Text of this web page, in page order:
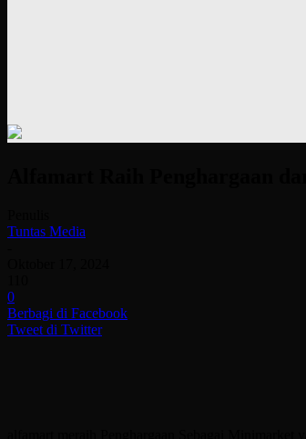
Tuntas Media
0
Berbagi di Facebook
Tweet di Twitter